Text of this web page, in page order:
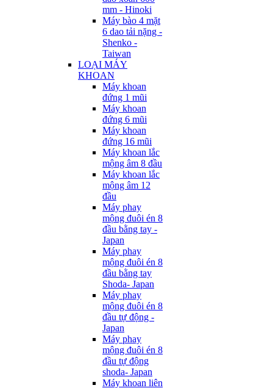
mm - Hinoki
Máy bào 4 mặt
6 dao tải nặng -
Shenko -
Taiwan
LOẠI MÁY
KHOAN
Máy khoan
đứng 1 mũi
Máy khoan
đứng 6 mũi
Máy khoan
đứng 16 mũi
Máy khoan lắc
mộng âm 8 đầu
Máy khoan lắc
mộng âm 12
đầu
Máy phay
mộng đuôi én 8
đầu bằng tay -
Japan
Máy phay
mộng đuôi én 8
đầu bằng tay
Shoda- Japan
Máy phay
mộng đuôi én 8
đầu tự động -
Japan
Máy phay
mộng đuôi én 8
đầu tự động
shoda- Japan
Máy khoan liên